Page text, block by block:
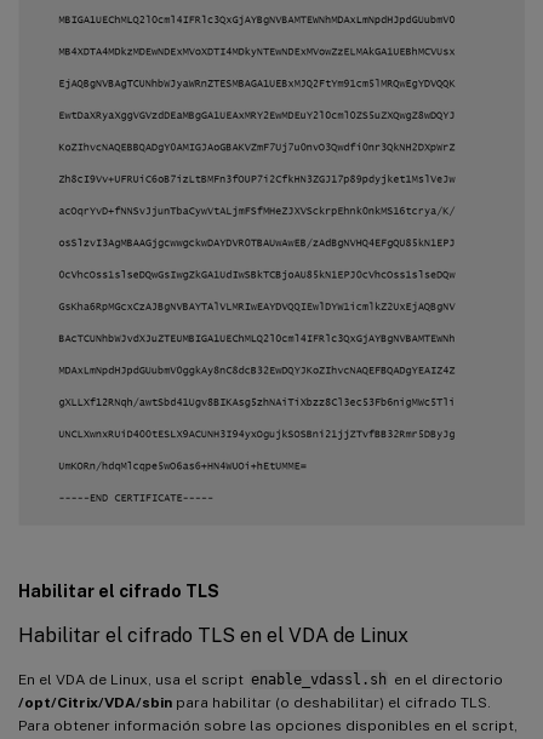
Habilitar el cifrado TLS
Habilitar el cifrado TLS en el VDA de Linux
En el VDA de Linux, usa el script enable_vdassl.sh en el directorio
/opt/Citrix/VDA/sbin para habilitar (o deshabilitar) el cifrado TLS.
Para obtener información sobre las opciones disponibles en el script,